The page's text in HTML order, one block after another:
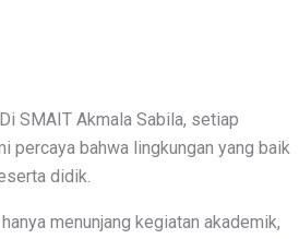
SMAIT Akmala Sabila, setiap
percaya bahwa lingkungan yang baik
didik.
menunjang kegiatan akademik,